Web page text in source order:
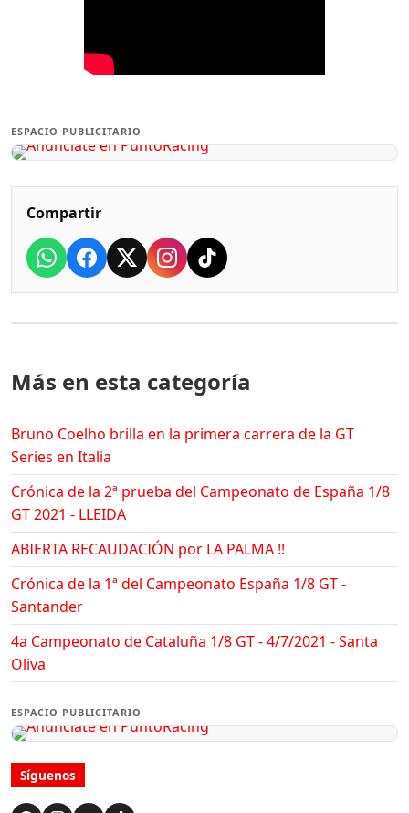
ESPACIO PUBLICITARIO
Compartir
Más en esta categoría
Bruno Coelho brilla en la primera carrera de la GT
Series en Italia
Crónica de la 2ª prueba del Campeonato de España 1/8
GT 2021 - LLEIDA
ABIERTA RECAUDACIÓN por LA PALMA !!
Crónica de la 1ª del Campeonato España 1/8 GT -
Santander
4a Campeonato de Cataluña 1/8 GT - 4/7/2021 - Santa
Oliva
ESPACIO PUBLICITARIO
Síguenos